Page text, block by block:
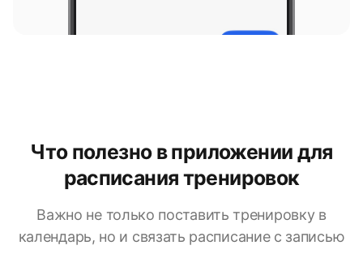
Что полезно в приложении для
расписания тренировок
Важно не только поставить тренировку в
календарь, но и связать расписание с записью